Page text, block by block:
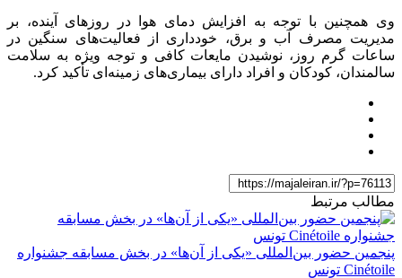
وی همچنین با توجه به افزایش دمای هوا در روز‌های آینده، بر
مدیریت مصرف آب و برق، خودداری از فعالیت‌های سنگین در
ساعات گرم روز، نوشیدن مایعات کافی و توجه ویژه به سلامت
سالمندان، کودکان و افراد دارای بیماری‌های زمینه‌ای تأکید کرد.
مطالب مرتبط
پنجمین حضور بین‌المللی «یکی از آن‌ها» در بخش مسابقه جشنواره
Cinétoile تونس